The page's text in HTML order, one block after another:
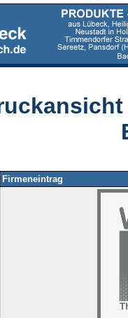
Firmeneintrag